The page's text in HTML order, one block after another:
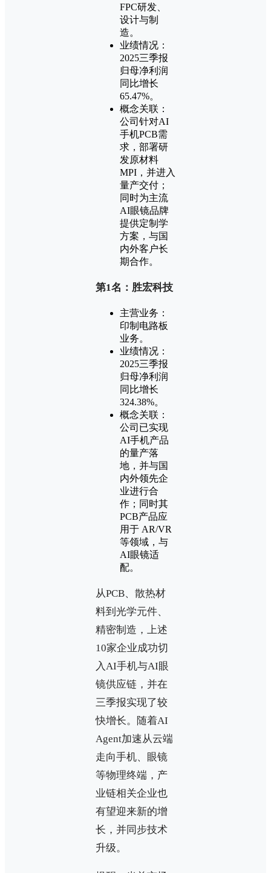
FPC研发、
设计与制
造。
业绩情况：
2025三季报
归母净利润
同比增长
65.47%。
概念关联：
公司针对AI
手机PCB需
求，部署研
发原材料
MPI，并进入
量产交付；
同时为主流
AI眼镜品牌
提供定制学
方案，与国
内外客户长
期合作。
第1名：胜宏科技
主营业务：
印制电路板
业务。
业绩情况：
2025三季报
归母净利润
同比增长
324.38%。
概念关联：
公司已实现
AI手机产品
的量产落
地，并与国
内外领先企
业进行合
作；同时其
PCB产品应
用于 AR/VR
等领域，与
AI眼镜适
配。
从PCB、散热材
料到光学元件、
精密制造，上述
10家企业成功切
入AI手机与AI眼
镜供应链，并在
三季报实现了较
快增长。随着AI
Agent加速从云端
走向手机、眼镜
等物理终端，产
业链相关企业也
有望迎来新的增
长，并同步技术
升级。